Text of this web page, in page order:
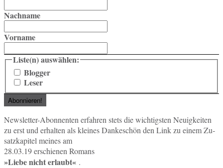
Nachname
Vorname
Liste(n) auswählen:
Blogger
Leser
News­let­ter-Abon­nen­ten er­fah­ren stets die wich­tigs­ten Neu­ig­kei­ten
zu erst und er­hal­ten als klei­nes Dan­ke­schön den Link zu einem Zu­
satz­ka­pi­tel meines am
28.03.19 er­schie­nen Romans
»Liebe nicht er­laubt« .